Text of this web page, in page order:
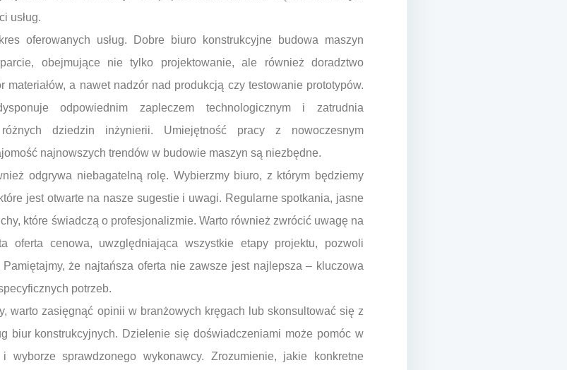
usług.
oferowanych usług. Dobre biuro konstrukcyjne budowa maszyn
obejmujące nie tylko projektowanie, ale również doradztwo
a nawet nadzór nad produkcją czy testowanie prototypów.
odpowiednim zapleczem technologicznym i zatrudnia
dziedzin inżynierii. Umiejętność pracy z nowoczesnym
najnowszych trendów w budowie maszyn są niezbędne.
odgrywa niebagatelną rolę. Wybierzmy biuro, z którym będziemy
jest otwarte na nasze sugestie i uwagi. Regularne spotkania, jasne
które świadczą o profesjonalizmie. Warto również zwrócić uwagę na
oferta cenowa, uwzględniająca wszystkie etapy projektu, pozwoli
że najtańsza oferta nie zawsze jest najlepsza – kluczowa
potrzeb.
warto zasięgnąć opinii w branżowych kręgach lub skonsultować się z
biur konstrukcyjnych. Dzielenie się doświadczeniami może pomóc w
wyborze sprawdzonego wykonawcy. Zrozumienie, jakie konkretne